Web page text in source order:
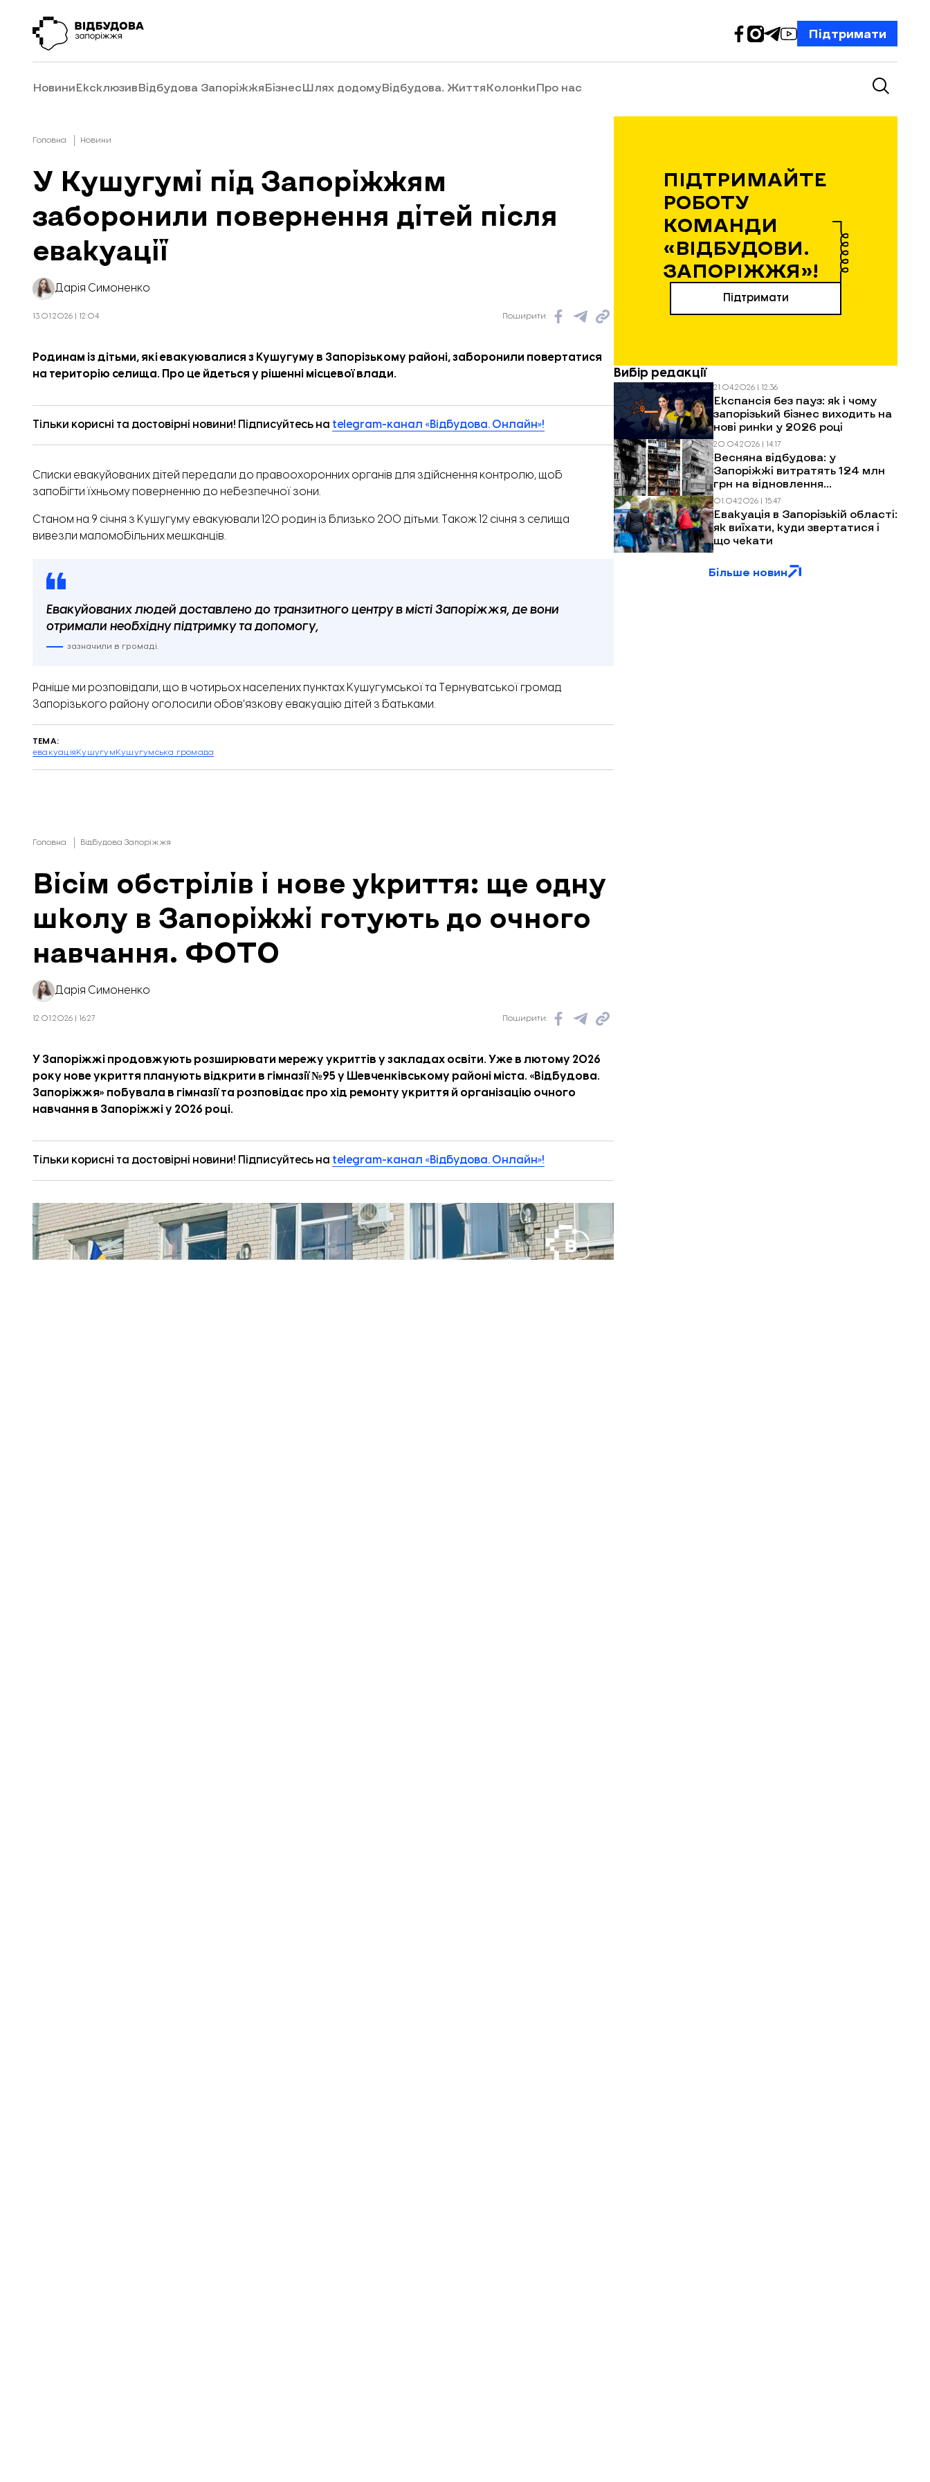
Підтримати
НовиниЕксклюзивВідбудова ЗапоріжжяБізнесШлях додомуВідбудова. ЖиттяКолонкиПро нас
Головна Новини
У Кушугумі під Запоріжжям
заборонили повернення дітей після
евакуації
Дарія Симоненко
13.01.2026 | 12:04 Поширити:
Родинам із дітьми, які евакуювалися з Кушугуму в Запорізькому районі, заборонили повертатися
на територію селища. Про це йдеться у рішенні місцевої влади.
Тільки корисні та достовірні новини! Підписуйтесь на telegram-канал «Відбудова. Онлайн»!
Списки евакуйованих дітей передали до правоохоронних органів для здійснення контролю, щоб
запобігти їхньому поверненню до небезпечної зони.
Станом на 9 січня з Кушугуму евакуювали 120 родин із близько 200 дітьми. Також 12 січня з селища
вивезли маломобільних мешканців.
Евакуйованих людей доставлено до транзитного центру в місті Запоріжжя, де вони
отримали необхідну підтримку та допомогу,
зазначили в громаді.
Раніше ми розповідали, що в чотирьох населених пунктах Кушугумської та Тернуватської громад
Запорізького району оголосили обов’язкову евакуацію дітей з батьками.
ТЕМА:
евакуаціяКушугумКушугумська громада
Головна Відбудова Запоріжжя
Вісім обстрілів і нове укриття: ще одну
школу в Запоріжжі готують до очного
навчання. ФОТО
Дарія Симоненко
12.01.2026 | 16:27 Поширити:
У Запоріжжі продовжують розширювати мережу укриттів у закладах освіти. Уже в лютому 2026
року нове укриття планують відкрити в гімназії №95 у Шевченківському районі міста. «Відбудова.
Запоріжжя» побувала в гімназії та розповідає про хід ремонту укриття й організацію очного
навчання в Запоріжжі у 2026 році.
Тільки корисні та достовірні новини! Підписуйтесь на telegram-канал «Відбудова. Онлайн»!
ПІДТРИМАЙТЕ
РОБОТУ
КОМАНДИ
«ВІДБУДОВИ.
ЗАПОРІЖЖЯ»!
Підтримати
Вибір редакції
21.04.2026 | 12:36
Експансія без пауз: як і чому
запорізький бізнес виходить на
нові ринки у 2026 році
20.04.2026 | 14:17
Весняна відбудова: у
Запоріжжі витратять 124 млн
грн на відновлення
багатоповерхівок після
обстрілів
01.04.2026 | 15:47
Евакуація в Запорізькій області:
як виїхати, куди звертатися і
що чекати
Більше новин